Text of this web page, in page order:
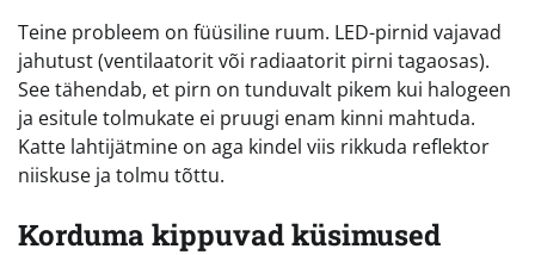
Teine probleem on füüsiline ruum. LED-pirnid vajavad
jahutust (ventilaatorit või radiaatorit pirni tagaosas).
See tähendab, et pirn on tunduvalt pikem kui halogeen
ja esitule tolmukate ei pruugi enam kinni mahtuda.
Katte lahtijätmine on aga kindel viis rikkuda reflektor
niiskuse ja tolmu tõttu.
Korduma kippuvad küsimused